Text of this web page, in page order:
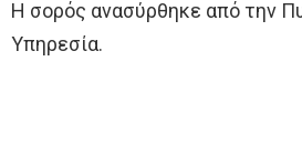
Η σορός ανασύρθηκε από την
Υπηρεσία.